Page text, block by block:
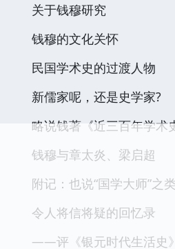
关于钱穆研究
钱穆的文化关怀
民国学术史的过渡人物
新儒家呢，还是史学家?
略说钱著《近三百年学术
钱穆与章太炎、梁启超
附记：也说“国学大师”之类
令人将信将疑的回忆录
——评《银元时代生活史